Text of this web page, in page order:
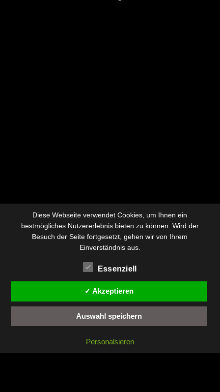
Diese Webseite verwendet Cookies, um Ihnen ein
bestmögliches Nutzererlebnis bieten zu können. Wird der
Besuch der Seite fortgesetzt, gehen wir von Ihrem
Einverständnis aus.
Essenziell
✓ Akzeptieren
Auswahl speichern
Personalsieren